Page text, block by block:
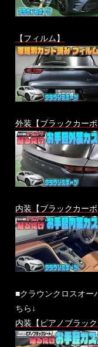
【フィルム】
外装【ブラックカーボ
内装【ブラックカーボ
■クラウンクロスオー
ちら↓
内装【ピアノブラッ